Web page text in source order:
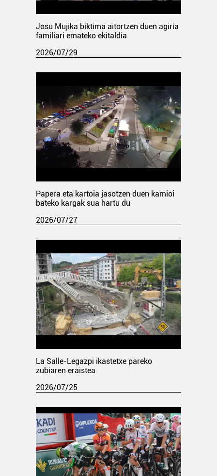
Josu Mujika biktima aitortzen duen agiria
familiari emateko ekitaldia
2026/07/29
Papera eta kartoia jasotzen duen kamioi
bateko kargak sua hartu du
2026/07/27
La Salle-Legazpi ikastetxe pareko
zubiaren eraistea
2026/07/25